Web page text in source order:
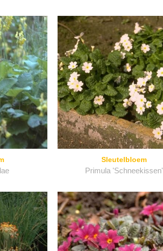
Sleutelbloem
Primula 'Schneekissen'